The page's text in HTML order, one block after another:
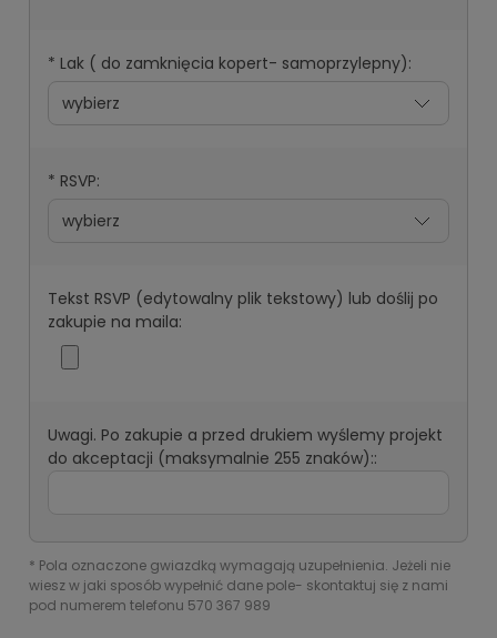
* Lak ( do zamknięcia kopert- samoprzylepny):
* RSVP:
Tekst RSVP (edytowalny plik tekstowy) lub doślij po
zakupie na maila:
Uwagi. Po zakupie a przed drukiem wyślemy projekt
do akceptacji (maksymalnie 255 znaków)::
* Pola oznaczone gwiazdką wymagają uzupełnienia. Jeżeli nie
wiesz w jaki sposób wypełnić dane pole- skontaktuj się z nami
pod numerem telefonu 570 367 989